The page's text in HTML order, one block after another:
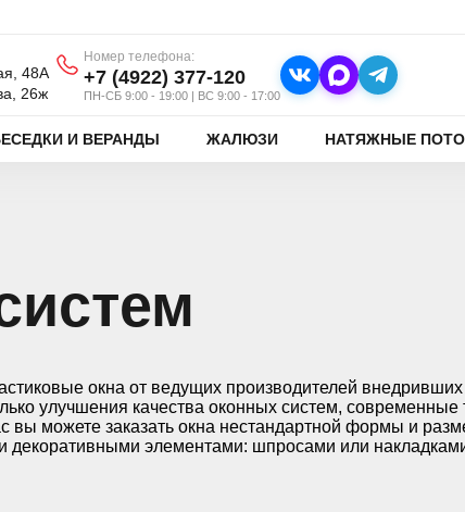
48А
26ж
Номер телефона:
+7 (4922) 377-120
ПН-СБ 9:00 - 19:00 | ВС 9:00 - 17:00
И ВЕРАНДЫ ЖАЛЮЗИ НАТЯЖНЫЕ
окна от ведущих производителей
улучшения качества оконных систем, современные
вы можете заказать окна нестандартной формы и
декоративными элементами: шпросами или